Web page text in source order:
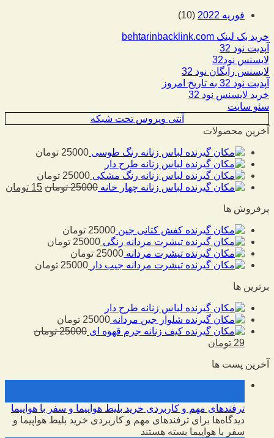
فوریه 2022 (10)
خرید بک لینک behtarinbacklink.com
آپدیت نود 32
لایسنس نود32
لایسنس رایگان نود 32
آپدیت نود 32 به تاریخ امروز
خرید لایسنس نود 32
سئو سایت
آنتی ویروس تحت شبکه
آخرین محصولات
لباس زنانه رنگ طوسی 25000 تومان
لباس زنانه طرح دار
لباس زنانه رنگ مشکی 25000 تومان
لباس زنانه چهار خانه 25000 تومان 15 تومان
پرفروش ها
کفش کتانی جین 25000 تومان
تیشرت مردانه رنگی 25000 تومان
تیشرت مردانه 25000 تومان
تیشرت مردانه جیب دار 25000 تومان
برترین ها
لباس زنانه طرح دار
شلوار جین مردانه 25000 تومان
کیف زنانه جرم قهوه ای 25000 تومان
29 تومان
آخرین پست ها
ترفندهای مهم و کاربردی خرید بلیط هواپیما و سفر با هواپیما
دیدگاه‌ها برای ترفندهای مهم و کاربردی خرید بلیط هواپیما و
سفر با هواپیما بسته هستند